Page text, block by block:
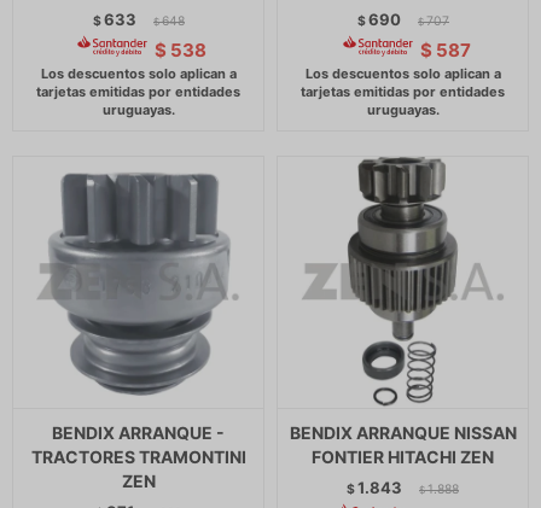
$633 $ 648
$ 538
$690 $ 707
$ 587
BENDIX ARRANQUE -
TRACTORES TRAMONTINI
ZEN
BENDIX ARRANQUE NISSAN
FONTIER HITACHI ZEN
$1.843 $ 1.888